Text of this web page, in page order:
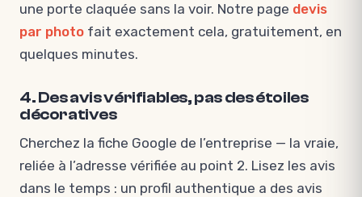
une porte claquée sans la voir. Notre page devis
par photo fait exactement cela, gratuitement, en
quelques minutes.
4. Des avis vérifiables, pas des étoiles
décoratives
Cherchez la fiche Google de l’entreprise — la vraie,
reliée à l’adresse vérifiée au point 2. Lisez les avis
dans le temps : un profil authentique a des avis